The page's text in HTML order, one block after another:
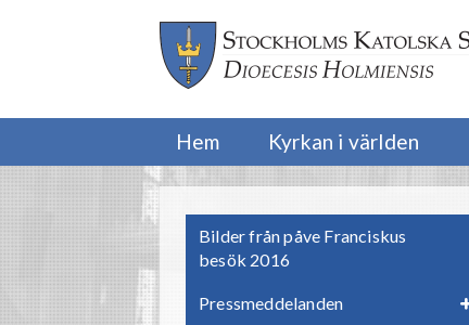
Hem Kyrkan i världen
Bilder från påve Franciskus
besök 2016
Pressmeddelanden